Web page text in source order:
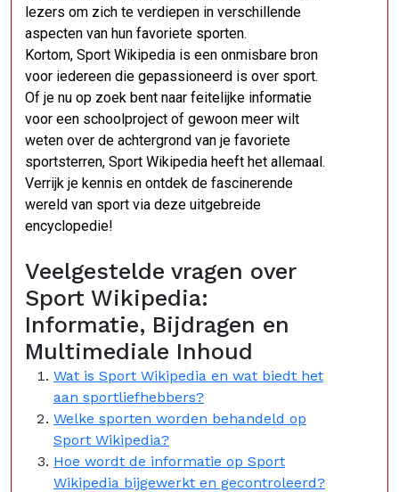
lezers om zich te verdiepen in verschillende
aspecten van hun favoriete sporten.
Kortom, Sport Wikipedia is een onmisbare bron
voor iedereen die gepassioneerd is over sport.
Of je nu op zoek bent naar feitelijke informatie
voor een schoolproject of gewoon meer wilt
weten over de achtergrond van je favoriete
sportsterren, Sport Wikipedia heeft het allemaal.
Verrijk je kennis en ontdek de fascinerende
wereld van sport via deze uitgebreide
encyclopedie!
Veelgestelde vragen over
Sport Wikipedia:
Informatie, Bijdragen en
Multimediale Inhoud
Wat is Sport Wikipedia en wat biedt het
aan sportliefhebbers?
Welke sporten worden behandeld op
Sport Wikipedia?
Hoe wordt de informatie op Sport
Wikipedia bijgewerkt en gecontroleerd?